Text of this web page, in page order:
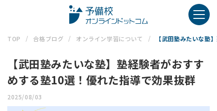
TOP 合格ブログ オンライン学習について 【武田塾みたいな塾
【武田塾みたいな塾】塾経験者がおすす
めする塾10選！優れた指導で効果抜群
2025/08/03